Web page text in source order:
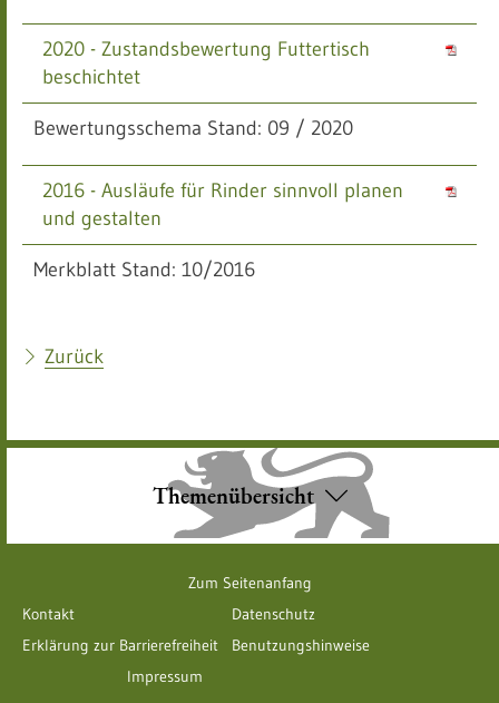
2020 - Zustandsbewertung Futtertisch
beschichtet
Bewertungsschema Stand: 09 / 2020
2016 - Ausläufe für Rinder sinnvoll planen
und gestalten
Merkblatt Stand: 10/2016
Zurück
Themenübersicht
Zum Seitenanfang
Kontakt
Datenschutz
Erklärung zur Barrierefreiheit
Benutzungshinweise
Impressum